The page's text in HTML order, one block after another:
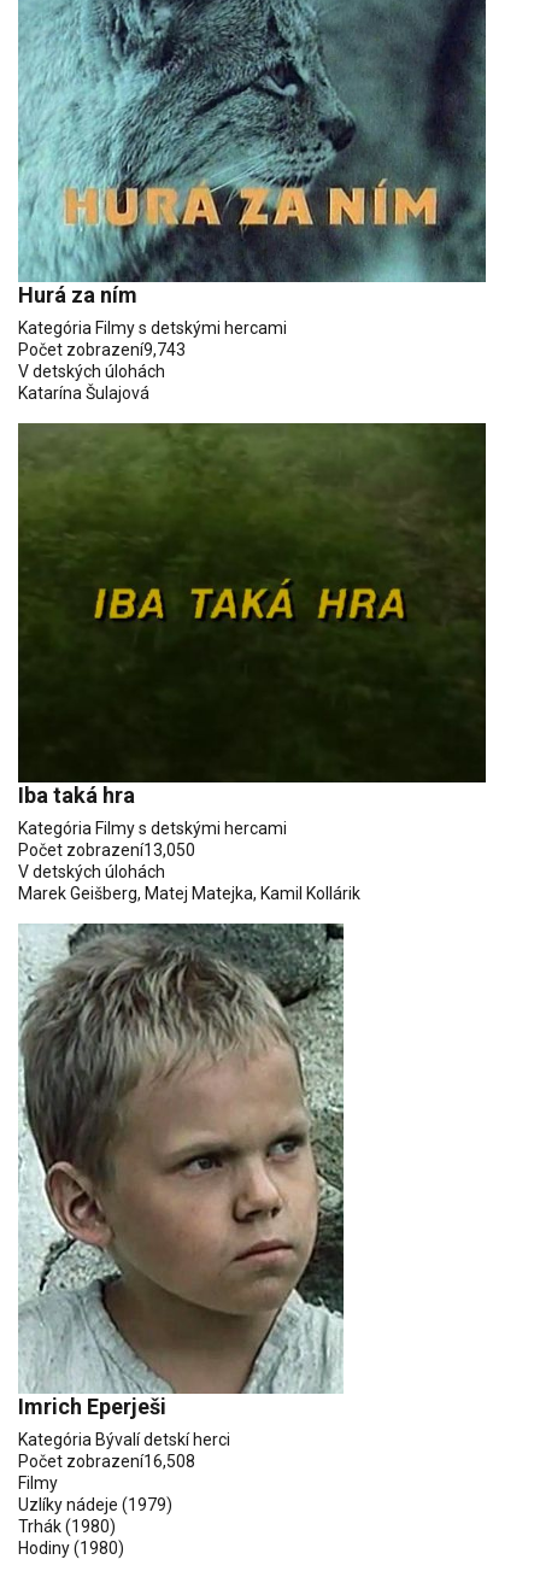
Hurá za ním
Kategória Filmy s detskými hercami
Počet zobrazení9,743
V detských úlohách
Katarína Šulajová
Iba taká hra
Kategória Filmy s detskými hercami
Počet zobrazení13,050
V detských úlohách
Marek Geišberg, Matej Matejka, Kamil Kollárik
Imrich Eperješi
Kategória Bývalí detskí herci
Počet zobrazení16,508
Filmy
Uzlíky nádeje (1979)
Trhák (1980)
Hodiny(1980)